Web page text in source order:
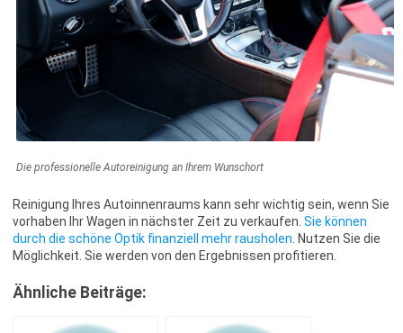
Die professionelle Autoreinigung an Ihrem Wunschort
Reinigung Ihres Autoinnenraums kann sehr wichtig sein, wenn Sie
vorhaben Ihr Wagen in nächster Zeit zu verkaufen. Sie können
durch die schöne Optik finanziell mehr rausholen . Nutzen Sie die
Möglichkeit. Sie werden von den Ergebnissen profitieren.
Ähnliche Beiträge: